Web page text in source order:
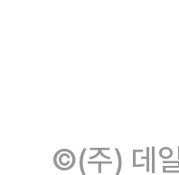
©(주) 데